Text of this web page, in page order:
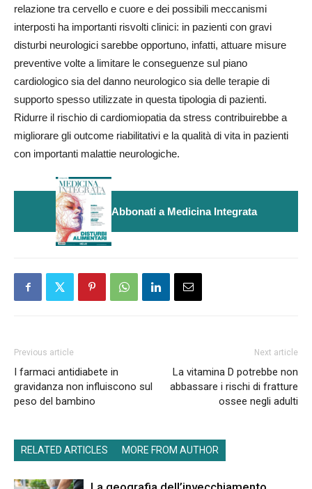
relazione tra cervello e cuore e dei possibili meccanismi
interposti ha importanti risvolti clinici: in pazienti con gravi
disturbi neurologici sarebbe opportuno, infatti, attuare misure
preventive volte a limitare le conseguenze sul piano
cardiologico sia del danno neurologico sia delle terapie di
supporto spesso utilizzate in questa tipologia di pazienti.
Ridurre il rischio di cardiomiopatia da stress contribuirebbe a
migliorare gli outcome riabilitativi e la qualità di vita in pazienti
con importanti malattie neurologiche.
Abbonati a Medicina Integrata
Previous article
I farmaci antidiabete in
gravidanza non influiscono sul
peso del bambino
Next article
La vitamina D potrebbe non
abbassare i rischi di fratture
ossee negli adulti
RELATED ARTICLES MORE FROM AUTHOR